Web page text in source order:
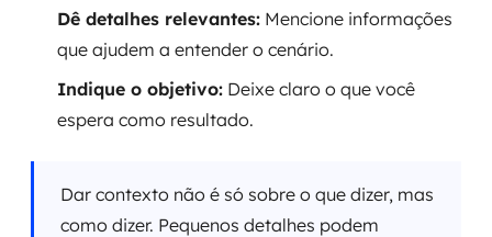
Dê detalhes relevantes: Mencione informações
que ajudem a entender o cenário.
Indique o objetivo: Deixe claro o que você
espera como resultado.
Dar contexto não é só sobre o que dizer, mas
como dizer. Pequenos detalhes podem